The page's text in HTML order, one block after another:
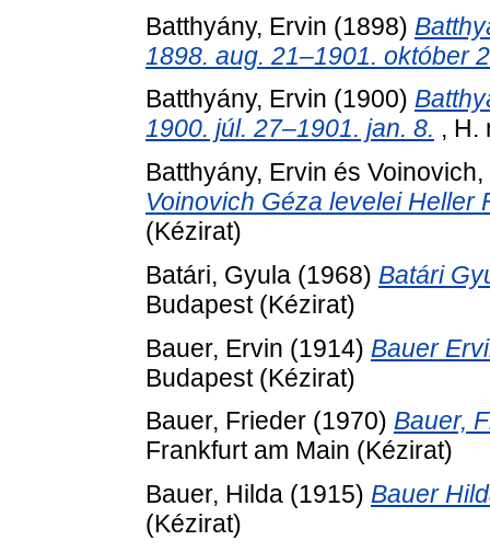
Batthyány, Ervin (1898)
1898. aug. 21–1901. október
Batthyány, Ervin (1900)
1900. júl. 27–1901. jan. 8. , H.
Batthyány, Ervin és
Voinovich Géza levelei Heller
(Kézirat)
Batári, Gyula (1968) Batári
Budapest (Kézirat)
Bauer, Ervin (1914) Bauer
Budapest (Kézirat)
Bauer, Frieder (1970) Bauer,
Frankfurt am Main (Kézirat)
Bauer, Hilda (1915) Bauer
(Kézirat)